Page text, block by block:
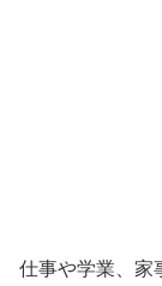
仕事や学業、家